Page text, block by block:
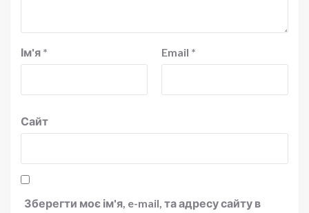
Ім'я * Email *
Сайт
Зберегти моє ім'я, e-mail, та адресу сайту в